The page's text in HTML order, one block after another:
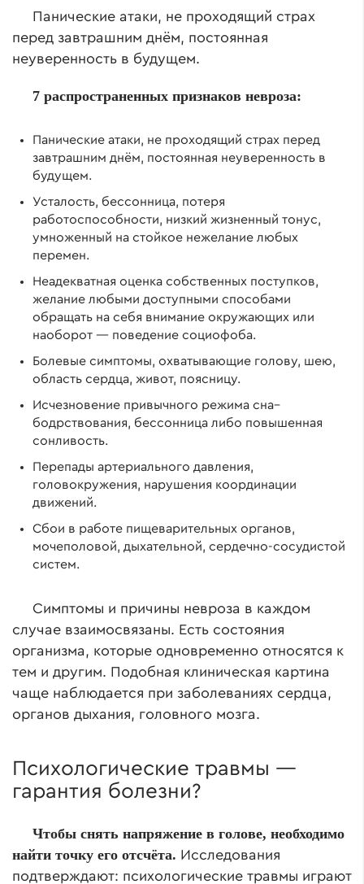
Панические атаки, не проходящий страх
перед завтрашним днём, постоянная
неуверенность в будущем.
7 распространенных признаков невроза:
Панические атаки, не проходящий страх перед
завтрашним днём, постоянная неуверенность в
будущем.
Усталость, бессонница, потеря
работоспособности, низкий жизненный тонус,
умноженный на стойкое нежелание любых
перемен.
Неадекватная оценка собственных поступков,
желание любыми доступными способами
обращать на себя внимание окружающих или
наоборот — поведение социофоба.
Болевые симптомы, охватывающие голову, шею,
область сердца, живот, поясницу.
Исчезновение привычного режима сна–
бодрствования, бессонница либо повышенная
сонливость.
Перепады артериального давления,
головокружения, нарушения координации
движений.
Сбои в работе пищеварительных органов,
мочеполовой, дыхательной, сердечно-сосудистой
систем.
Симптомы и причины невроза в каждом
случае взаимосвязаны. Есть состояния
организма, которые одновременно относятся к
тем и другим. Подобная клиническая картина
чаще наблюдается при заболеваниях сердца,
органов дыхания, головного мозга.
Психологические травмы —
гарантия болезни?
Чтобы снять напряжение в голове, необходимо
найти точку его отсчёта. Исследования
подтверждают: психологические травмы играют